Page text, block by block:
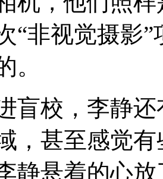
“非视觉摄影
。
盲校，李静
，甚至感觉
静悬着的心